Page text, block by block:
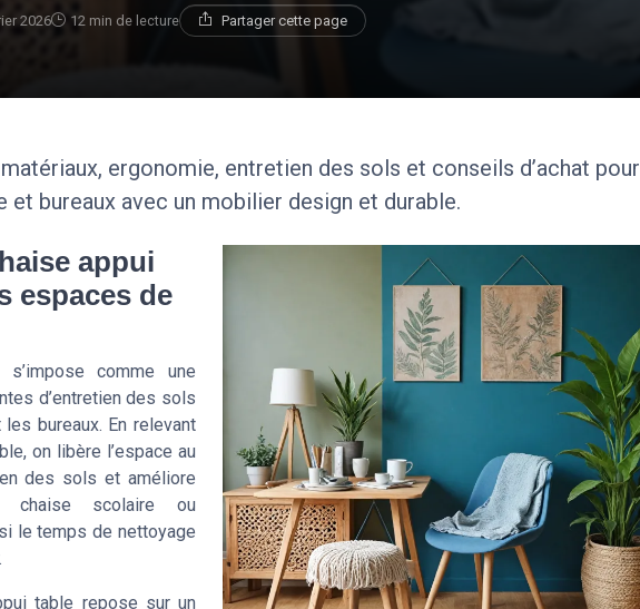
2026 12 min de lecture Partager cette page
ergonomie, entretien des sols et conseils d’achat pour
et bureaux avec un mobilier design et durable.
appui
espaces de
comme une
d’entretien des sols
bureaux. En relevant
on libère l’espace au
des sols et améliore
chaise scolaire ou
le temps de nettoyage
table repose sur un